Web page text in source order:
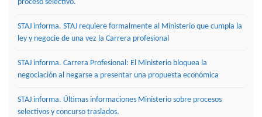
proceso selectivo.
STAJ informa. STAJ requiere formalmente al Ministerio que cumpla la
ley y negocie de una vez la Carrera profesional
STAJ informa. Carrera Profesional: El Ministerio bloquea la
negociación al negarse a presentar una propuesta económica
STAJ informa. Últimas informaciones Ministerio sobre procesos
selectivos y concurso traslados.